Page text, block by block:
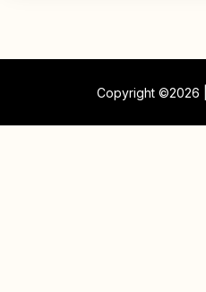
Copyright ©2026